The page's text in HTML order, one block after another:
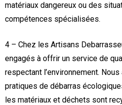
matériaux dangereux ou des
compétences spécialisées.
4 – Chez les Artisans
engagés à offrir un service de
respectant l’environnement.
pratiques de débarras
les matériaux et déchets sont